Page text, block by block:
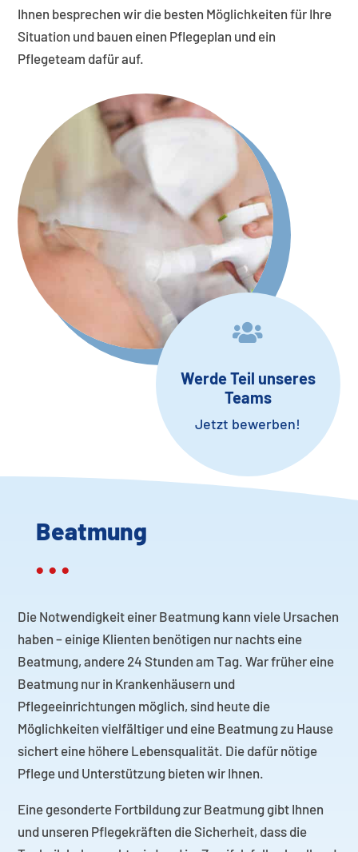
Ihnen besprechen wir die besten Möglichkeiten für Ihre
Situation und bauen einen Pflegeplan und ein
Pflegeteam dafür auf.

Werde Teil unseres
Teams
Jetzt bewerben!
Beatmung
• • •
Die Notwendigkeit einer Beatmung kann viele Ursachen
haben – einige Klienten benötigen nur nachts eine
Beatmung, andere 24 Stunden am Tag. War früher eine
Beatmung nur in Krankenhäusern und
Pflegeeinrichtungen möglich, sind heute die
Möglichkeiten vielfältiger und eine Beatmung zu Hause
sichert eine höhere Lebensqualität. Die dafür nötige
Pflege und Unterstützung bieten wir Ihnen.
Eine gesonderte Fortbildung zur Beatmung gibt Ihnen
und unseren Pflegekräften die Sicherheit, dass die